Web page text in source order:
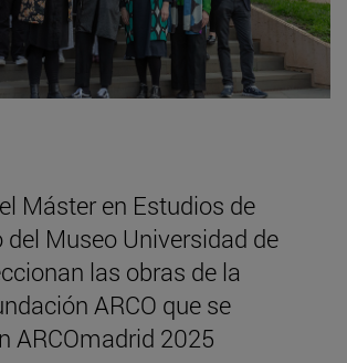
Máster en Estudios de
Museo Universidad de
las obras de la
ARCO que se
ARCOmadrid 2025